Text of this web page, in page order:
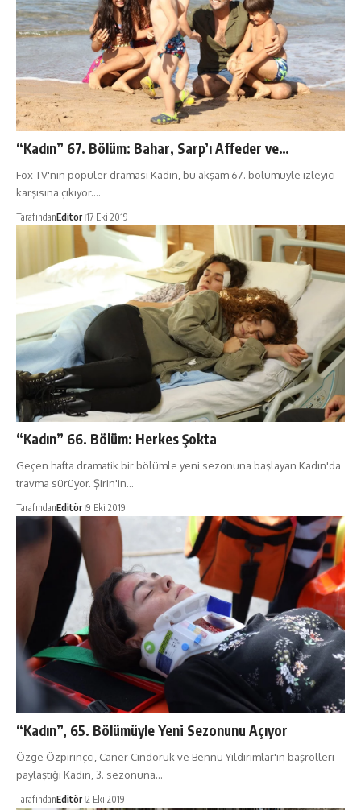
“Kadın” 67. Bölüm: Bahar, Sarp’ı Affeder ve…
Fox TV'nin popüler draması Kadın, bu akşam 67. bölümüyle izleyici
karşısına çıkıyor.…
TarafındanEditör 17 Eki 2019
“Kadın” 66. Bölüm: Herkes Şokta
Geçen hafta dramatik bir bölümle yeni sezonuna başlayan Kadın'da
travma sürüyor. Şirin'in…
TarafındanEditör 9 Eki 2019
“Kadın”, 65. Bölümüyle Yeni Sezonunu Açıyor
Özge Özpirinçci, Caner Cindoruk ve Bennu Yıldırımlar'ın başrolleri
paylaştığı Kadın, 3. sezonuna…
TarafındanEditör 2 Eki 2019